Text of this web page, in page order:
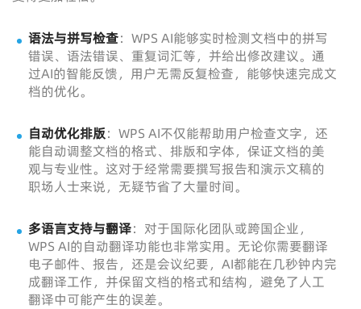
语法与拼写检查：WPS AI能够实时检测文档中的拼写
错误、语法错误、重复词汇等，并给出修改建议。通
过AI的智能反馈，用户无需反复检查，能够快速完成文
档的优化。
自动优化排版：WPS AI不仅能帮助用户检查文字，还
能自动调整文档的格式、排版和字体，保证文档的美
观与专业性。这对于经常需要撰写报告和演示文稿的
职场人士来说，无疑节省了大量时间。
多语言支持与翻译：对于国际化团队或跨国企业，
WPS AI的自动翻译功能也非常实用。无论你需要翻译
电子邮件、报告，还是会议纪要，AI都能在几秒钟内完
成翻译工作，并保留文档的格式和结构，避免了人工
翻译中可能产生的误差。